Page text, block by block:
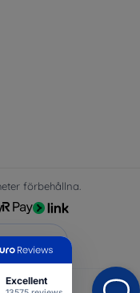
Excellent
förbehållna.